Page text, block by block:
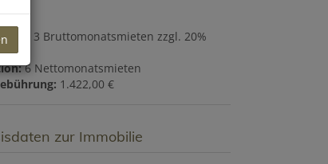
3 Bruttomonatsmieten zzgl. 20%
6 Nettomonatsmieten
1.422,00 €
zur Immobilie